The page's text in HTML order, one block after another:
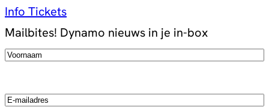
Info Tickets
Mailbites! Dynamo nieuws in je in-box
Voornaam(Vereist)
Email